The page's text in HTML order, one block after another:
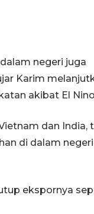
negeri juga
Karim
akibat El
dan India,
di dalam
ekspornya